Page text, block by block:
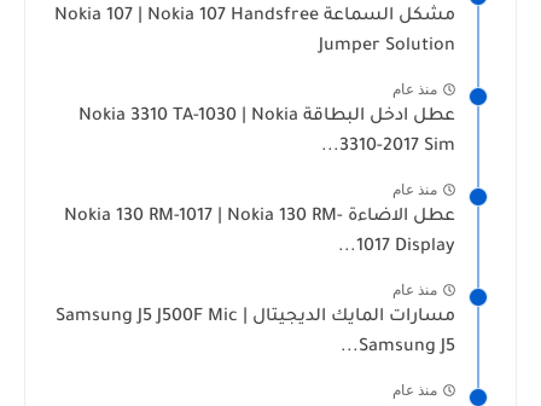
مشكل السماعة Nokia 107 | Nokia 107 Handsfree
Jumper Solution
منذ عام
عطل ادخل البطاقة Nokia 3310 TA-1030 | Nokia
3310-2017 Sim...
منذ عام
عطل الاضاءة Nokia 130 RM-1017 | Nokia 130 RM-
1017 Display...
منذ عام
مسارات المايك الديجيتال Samsung J5 J500F Mic |
Samsung J5...
منذ عام